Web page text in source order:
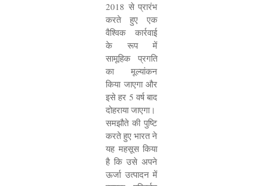
2018 से प्रारंभ
करते हुए एक
वैश्विक कार्रवाई
के रूप में
सामूहिक प्रगति
का मूल्यांकन
किया जाएगा और
इसे हर 5 वर्ष बाद
दोहराया जाएगा।
समझौते की पुष्टि
करते हुए भारत ने
यह महसूस किया
है कि उसे अपने
ऊर्जा उत्पादन में